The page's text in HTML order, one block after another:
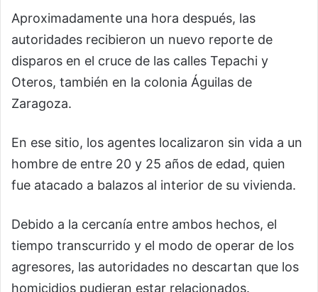
Aproximadamente una hora después, las
autoridades recibieron un nuevo reporte de
disparos en el cruce de las calles Tepachi y
Oteros, también en la colonia Águilas de
Zaragoza.
En ese sitio, los agentes localizaron sin vida a un
hombre de entre 20 y 25 años de edad, quien
fue atacado a balazos al interior de su vivienda.
Debido a la cercanía entre ambos hechos, el
tiempo transcurrido y el modo de operar de los
agresores, las autoridades no descartan que los
homicidios pudieran estar relacionados.